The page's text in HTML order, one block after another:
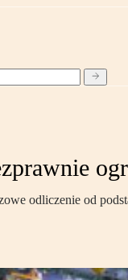
odliczenie od